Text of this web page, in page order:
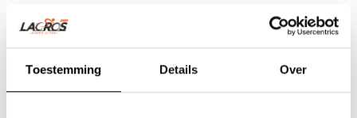
Toestemming Details Over